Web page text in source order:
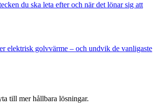
du ska leta efter och när det lönar sig att
elektrisk golvvärme – och undvik de vanligaste
till mer hållbara lösningar.